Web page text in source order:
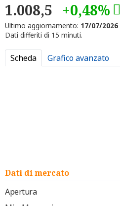
1.008,5 +0,48%
Ultimo aggiornamento: 17/07/2026
Dati differiti di 15 minuti.
Scheda Grafico avanzato
Dati di mercato
Apertura